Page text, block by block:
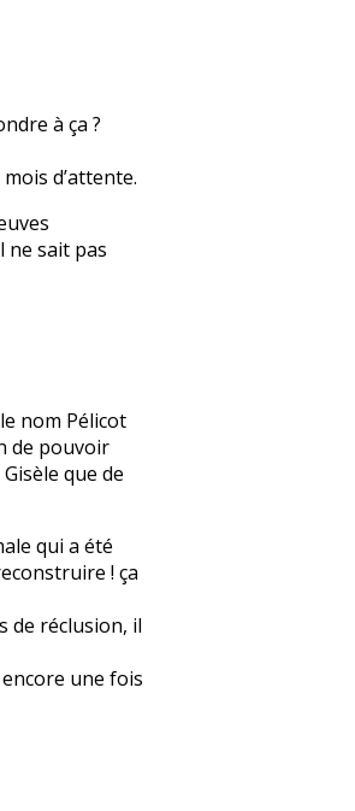
à ça ?
d’attente.
ne sait pas
nom Pélicot
de pouvoir
que de
qui a été
! ça
de réclusion, il
une fois